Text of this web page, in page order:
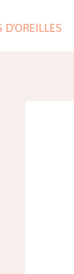
D’OREILLES